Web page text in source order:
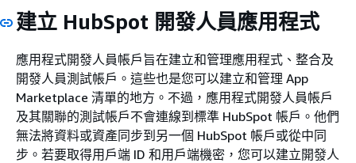
建立 HubSpot 開發人員應用程式
應用程式開發人員帳戶旨在建立和管理應用程式、整合及
開發人員測試帳戶。這些也是您可以建立和管理 App
Marketplace 清單的地方。不過，應用程式開發人員帳戶
及其關聯的測試帳戶不會連線到標準 HubSpot 帳戶。他們
無法將資料或資產同步到另一個 HubSpot 帳戶或從中同
步。若要取得用戶端 ID 和用戶端機密，您可以建立開發人